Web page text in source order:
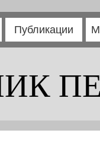
Публикации